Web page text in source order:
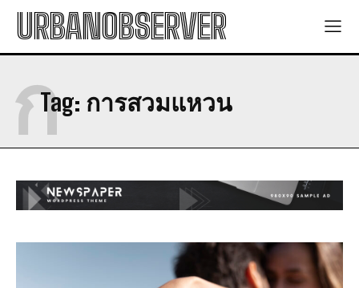
URBANOBSERVER
Tag: การสวมแหวน
ก